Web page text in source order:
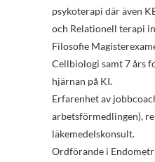
psykoterapi där även
och Relationell terapi
Filosofie
Cellbiologi samt 7 års
hjärnan på KI.
Erfarenhet av
arbetsförmedlingen),
läkemedelskonsult.
Ordförande i